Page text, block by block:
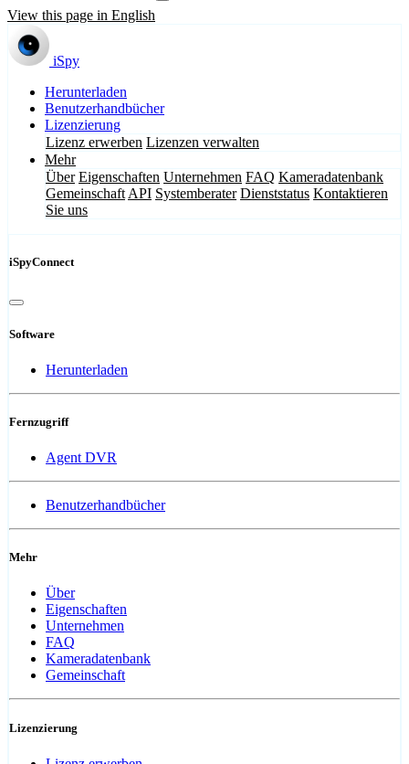
View this page in English
iSpy
Herunterladen
Benutzerhandbücher
Lizenzierung
Lizenz erwerben Lizenzen verwalten
Mehr
Über Eigenschaften Unternehmen FAQ Kameradatenbank
Gemeinschaft API Systemberater Dienststatus Kontaktieren
Sie uns
iSpyConnect
Software
Herunterladen
Fernzugriff
Agent DVR
Benutzerhandbücher
Mehr
Über
Eigenschaften
Unternehmen
FAQ
Kameradatenbank
Gemeinschaft
Lizenzierung